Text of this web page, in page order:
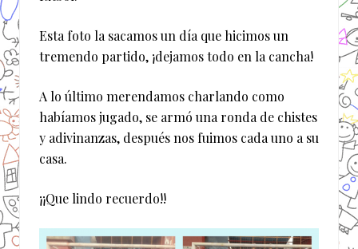
Esta foto la sacamos un día que hicimos un
tremendo partido, ¡dejamos todo en la cancha!
A lo último merendamos charlando como
habíamos jugado, se armó una ronda de chistes
y adivinanzas, después nos fuimos cada uno a su
casa.
¡¡Que lindo recuerdo!!